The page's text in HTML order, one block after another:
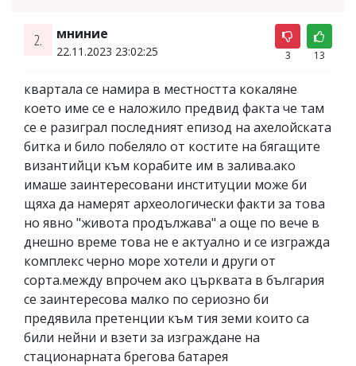
2. мниние
22.11.2023 23:02:25 3 13
квартала се намира в местността кокаляне
което име се е наложило предвид факта че там
се е разиграл последният епизод на ахелойската
битка и било побеляло от костите на бягащите
византийци към корабите им в залива.ако
имаше заинтересовани институции може би
щяха да намерят археологически факти за това
но явно "живота продължава" а още по вече в
днешно време това не е актуално и се изгражда
комплекс черно море хотели и други от
сорта.между впрочем ако църквата в българия
се заинтересова малко по сериозно би
предявила претенции към тия земи които са
били нейни и взети за изграждане на
стационарната брегова батарея